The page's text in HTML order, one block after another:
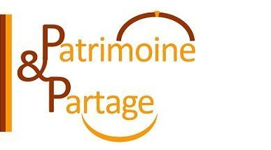
PATRIMOINE
PARTAGE